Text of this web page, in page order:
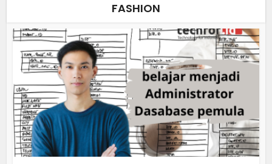
FASHION